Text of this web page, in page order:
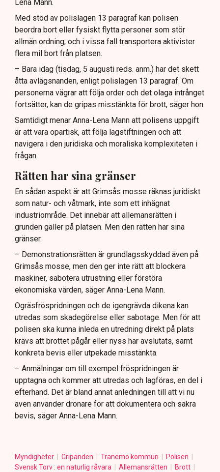
Lena Mann.
Med stöd av polislagen 13 paragraf kan polisen
beordra bort eller fysiskt flytta personer som stör
allmän ordning, och i vissa fall transportera aktivister
flera mil bort från platsen.
– Bara idag (tisdag, 5 augusti reds. anm.) har det skett
åtta avlägsnanden, enligt polislagen 13 paragraf. Om
personerna vägrar att följa order och det olaga intrånget
fortsätter, kan de gripas misstänkta för brott, säger hon.
Samtidigt menar Anna-Lena Mann att polisens uppgift
är att vara opartisk, att följa lagstiftningen och att
navigera i den juridiska och moraliska komplexiteten i
frågan.
Rätten har sina gränser
En sådan aspekt är att Grimsås mosse räknas juridiskt
som natur- och våtmark, inte som ett inhägnat
industriområde. Det innebär att allemansrätten i
grunden gäller på platsen. Men den rätten har sina
gränser.
– Demonstrationsrätten är grundlagsskyddad även på
Grimsås mosse, men den ger inte rätt att blockera
maskiner, sabotera utrustning eller förstöra
ekonomiska värden, säger Anna-Lena Mann.
Ogräsfröspridningen och de igengrävda dikena kan
utredas som skadegörelse eller sabotage. Men för att
polisen ska kunna inleda en utredning direkt på plats
krävs att brottet pågår eller nyss har avslutats, samt
konkreta bevis eller utpekade misstänkta.
– Anmälningar om till exempel fröspridningen är
upptagna och kommer att utredas och lagföras, en del i
efterhand. Det är bland annat anledningen till att vi nu
även använder drönare för att dokumentera och säkra
bevis, säger Anna-Lena Mann.
Myndigheter Gripanden Tranemo kommun
Polisen
Svensk Torv : en naturlig råvara
Allemansrätten
Brott